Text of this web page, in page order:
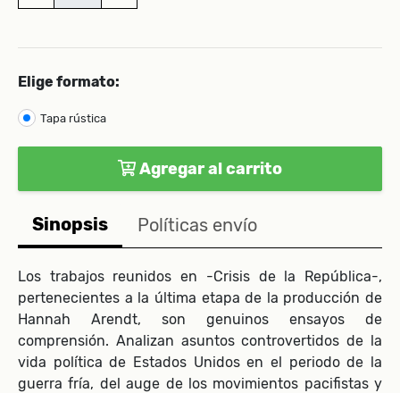
Elige formato:
Tapa rústica
Agregar al carrito
Sinopsis Políticas envío
Los trabajos reunidos en -Crisis de la República-,
pertenecientes a la última etapa de la producción de
Hannah Arendt, son genuinos ensayos de
comprensión. Analizan asuntos controvertidos de la
vida política de Estados Unidos en el periodo de la
guerra fría, del auge de los movimientos pacifistas y